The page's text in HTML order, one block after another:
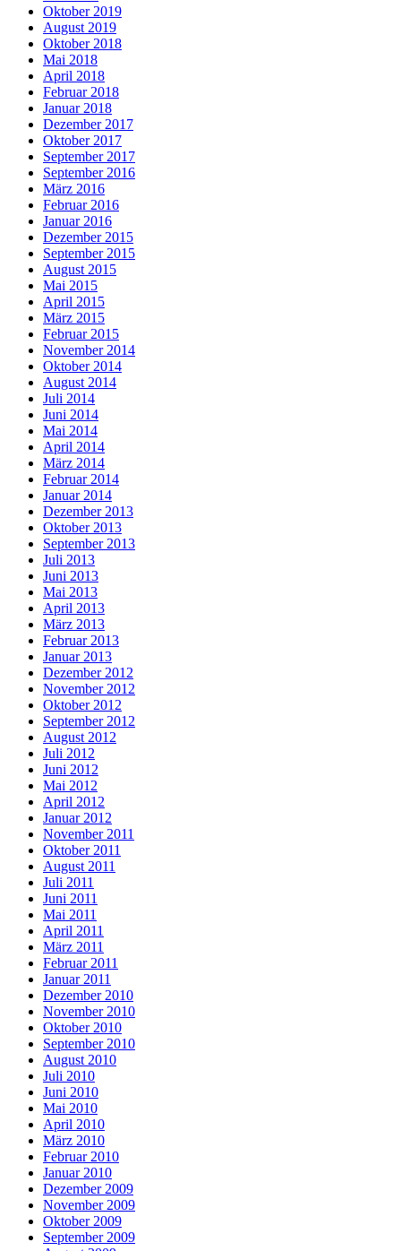
Oktober 2019
August 2019
Oktober 2018
Mai 2018
April 2018
Februar 2018
Januar 2018
Dezember 2017
Oktober 2017
September 2017
September 2016
März 2016
Februar 2016
Januar 2016
Dezember 2015
September 2015
August 2015
Mai 2015
April 2015
März 2015
Februar 2015
November 2014
Oktober 2014
August 2014
Juli 2014
Juni 2014
Mai 2014
April 2014
März 2014
Februar 2014
Januar 2014
Dezember 2013
Oktober 2013
September 2013
Juli 2013
Juni 2013
Mai 2013
April 2013
März 2013
Februar 2013
Januar 2013
Dezember 2012
November 2012
Oktober 2012
September 2012
August 2012
Juli 2012
Juni 2012
Mai 2012
April 2012
Januar 2012
November 2011
Oktober 2011
August 2011
Juli 2011
Juni 2011
Mai 2011
April 2011
März 2011
Februar 2011
Januar 2011
Dezember 2010
November 2010
Oktober 2010
September 2010
August 2010
Juli 2010
Juni 2010
Mai 2010
April 2010
März 2010
Februar 2010
Januar 2010
Dezember 2009
November 2009
Oktober 2009
September 2009